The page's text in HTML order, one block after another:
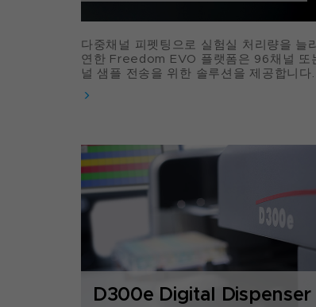
다중채널 피펫팅으로 실험실 처리량을 늘
연한 Freedom EVO 플랫폼은 96채널 또
널 샘플 전송을 위한 솔루션을 제공합니다.
D300e Digital Dispenser